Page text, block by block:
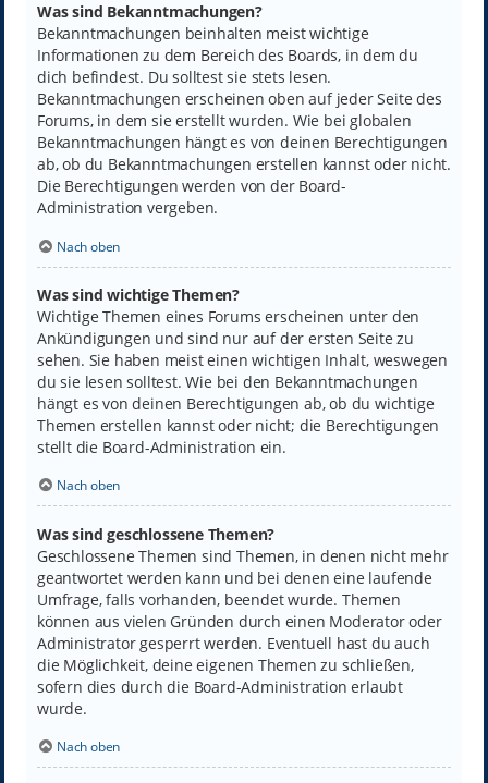
Was sind Bekanntmachungen?
Bekanntmachungen beinhalten meist wichtige
Informationen zu dem Bereich des Boards, in dem du
dich befindest. Du solltest sie stets lesen.
Bekanntmachungen erscheinen oben auf jeder Seite des
Forums, in dem sie erstellt wurden. Wie bei globalen
Bekanntmachungen hängt es von deinen Berechtigungen
ab, ob du Bekanntmachungen erstellen kannst oder nicht.
Die Berechtigungen werden von der Board-
Administration vergeben.
Nach oben
Was sind wichtige Themen?
Wichtige Themen eines Forums erscheinen unter den
Ankündigungen und sind nur auf der ersten Seite zu
sehen. Sie haben meist einen wichtigen Inhalt, weswegen
du sie lesen solltest. Wie bei den Bekanntmachungen
hängt es von deinen Berechtigungen ab, ob du wichtige
Themen erstellen kannst oder nicht; die Berechtigungen
stellt die Board-Administration ein.
Nach oben
Was sind geschlossene Themen?
Geschlossene Themen sind Themen, in denen nicht mehr
geantwortet werden kann und bei denen eine laufende
Umfrage, falls vorhanden, beendet wurde. Themen
können aus vielen Gründen durch einen Moderator oder
Administrator gesperrt werden. Eventuell hast du auch
die Möglichkeit, deine eigenen Themen zu schließen,
sofern dies durch die Board-Administration erlaubt
wurde.
Nach oben